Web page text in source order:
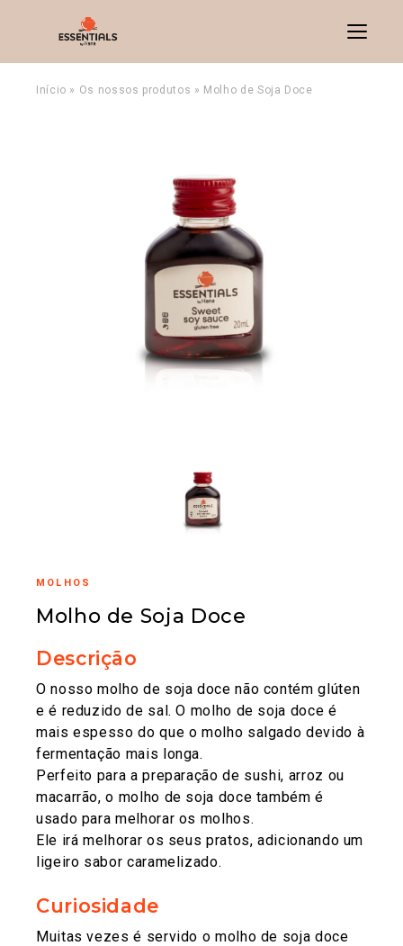
Menu
Início » Os nossos produtos » Molho de Soja Doce
MOLHOS
Molho de Soja Doce
Descrição
O nosso molho de soja doce não contém glúten
e é reduzido de sal. O molho de soja doce é
mais espesso do que o molho salgado devido à
fermentação mais longa.
Perfeito para a preparação de sushi, arroz ou
macarrão, o molho de soja doce também é
usado para melhorar os molhos.
Ele irá melhorar os seus pratos, adicionando um
ligeiro sabor caramelizado.
Curiosidade
Muitas vezes é servido o molho de soja doce